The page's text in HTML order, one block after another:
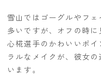
雪山ではゴーグルやフ
多いですが、オフの時
心椛選手のかわいいポ
ラルなメイクが、彼女
います。